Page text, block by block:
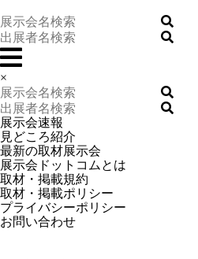
×
展示会速報
見どころ紹介
最新の取材展示会
展示会ドットコムとは
取材・掲載規約
取材・掲載ポリシー
プライバシーポリシー
お問い合わせ